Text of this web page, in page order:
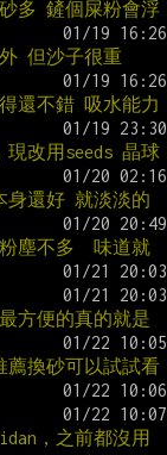
多 鏟個屎粉會浮
但沙子很重
還不錯 吸水能力
現改用seeds 晶球
還好 就淡淡的
塵不多  味道就
方便的真的就是
換砂可以試試看
，之前都沒用